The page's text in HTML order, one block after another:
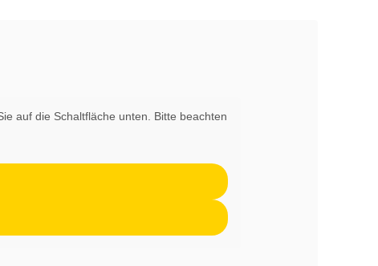
auf die Schaltfläche unten. Bitte beachten